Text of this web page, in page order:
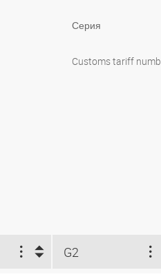
Серия
Customs tariff
G2